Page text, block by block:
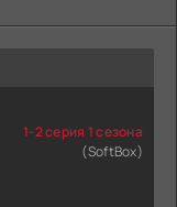
1-2 серия 1 сезона
(SoftBox)